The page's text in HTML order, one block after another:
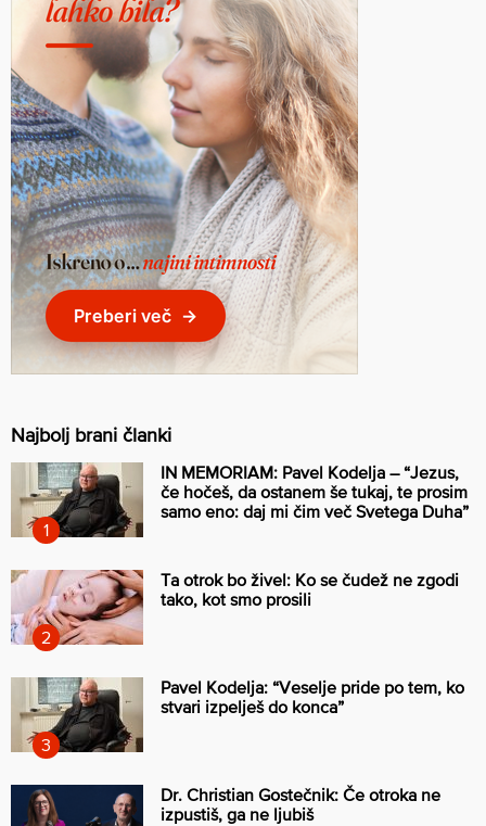
Najbolj brani članki
IN MEMORIAM: Pavel Kodelja – “Jezus,
če hočeš, da ostanem še tukaj, te prosim
samo eno: daj mi čim več Svetega Duha”
Ta otrok bo živel: Ko se čudež ne zgodi
tako, kot smo prosili
Pavel Kodelja: “Veselje pride po tem, ko
stvari izpelješ do konca”
Dr. Christian Gostečnik: Če otroka ne
izpustiš, ga ne ljubiš